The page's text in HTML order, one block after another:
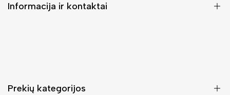
Informacija ir kontaktai
Prekių kategorijos